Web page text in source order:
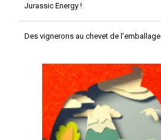
Jurassic Energy !
Des vignerons au chevet de l’emballage